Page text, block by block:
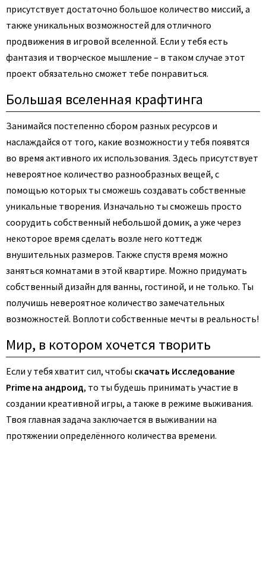
присутствует достаточно большое количество миссий, а
также уникальных возможностей для отличного
продвижения в игровой вселенной. Если у тебя есть
фантазия и творческое мышление – в таком случае этот
проект обязательно сможет тебе понравиться.
Большая вселенная крафтинга
Занимайся постепенно сбором разных ресурсов и
наслаждайся от того, какие возможности у тебя появятся
во время активного их использования. Здесь присутствует
невероятное количество разнообразных вещей, с
помощью которых ты сможешь создавать собственные
уникальные творения. Изначально ты сможешь просто
соорудить собственный небольшой домик, а уже через
некоторое время сделать возле него коттедж
внушительных размеров. Также спустя время можно
заняться комнатами в этой квартире. Можно придумать
собственный дизайн для ванны, гостиной, и не только. Ты
получишь невероятное количество замечательных
возможностей. Воплоти собственные мечты в реальность!
Мир, в котором хочется творить
Если у тебя хватит сил, чтобы скачать Исследование
Prime на андроид, то ты будешь принимать участие в
создании креативной игры, а также в режиме выживания.
Твоя главная задача заключается в выживании на
протяжении определённого количества времени.